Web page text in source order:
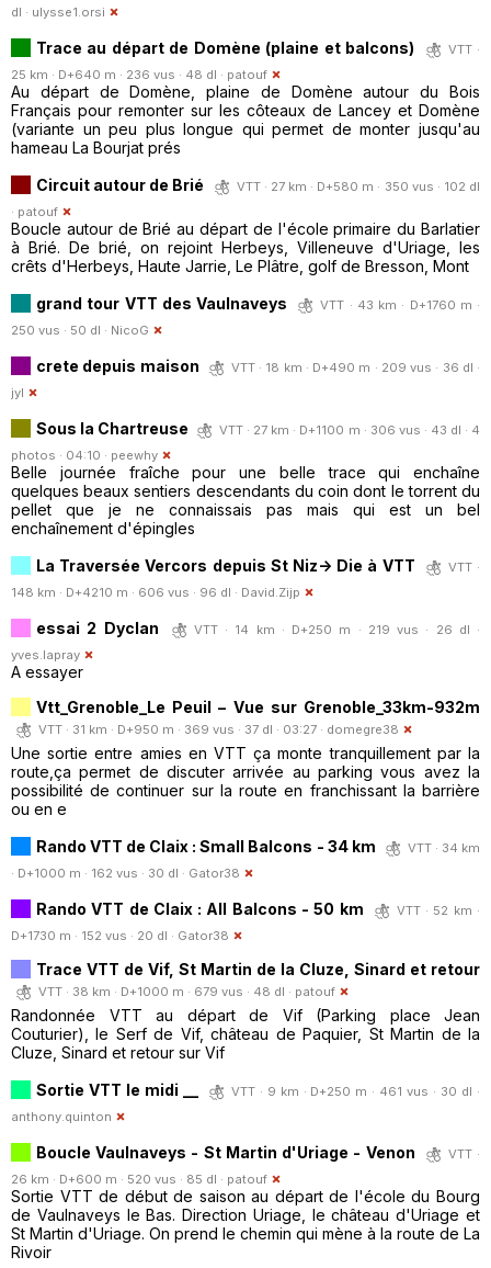
dl · ulysse1.orsi
Trace au départ de Domène (plaine et balcons)
VTT ·
25 km · D+640 m · 236 vus · 48 dl · patouf
Au départ de Domène, plaine de Domène autour du Bois
Français pour remonter sur les côteaux de Lancey et Domène
(variante un peu plus longue qui permet de monter jusqu'au
hameau La Bourjat prés
Circuit autour de Brié
VTT · 27 km · D+580 m · 350 vus · 102 dl
· patouf
Boucle autour de Brié au départ de l'école primaire du Barlatier
à Brié. De brié, on rejoint Herbeys, Villeneuve d'Uriage, les
crêts d'Herbeys, Haute Jarrie, Le Plâtre, golf de Bresson, Mont
grand tour VTT des Vaulnaveys
VTT · 43 km · D+1760 m ·
250 vus · 50 dl · NicoG
crete depuis maison
VTT · 18 km · D+490 m · 209 vus · 36 dl ·
jyl
Sous la Chartreuse
VTT · 27 km · D+1100 m · 306 vus · 43 dl · 4
photos · 04:10 · peewhy
Belle journée fraîche pour une belle trace qui enchaîne
quelques beaux sentiers descendants du coin dont le torrent du
pellet que je ne connaissais pas mais qui est un bel
enchaînement d'épingles
La Traversée Vercors depuis St Niz-> Die à VTT
VTT ·
148 km · D+4210 m · 606 vus · 96 dl · David.Zijp
essai 2 Dyclan
VTT · 14 km · D+250 m · 219 vus · 26 dl ·
yves.lapray
A essayer
Vtt_Grenoble_Le Peuil – Vue sur Grenoble_33km-932m
VTT · 31 km · D+950 m · 369 vus · 37 dl · 03:27 · domegre38
Une sortie entre amies en VTT ça monte tranquillement par la
route,ça permet de discuter arrivée au parking vous avez la
possibilité de continuer sur la route en franchissant la barrière
ou en e
Rando VTT de Claix : Small Balcons - 34 km
VTT · 34 km
· D+1000 m · 162 vus · 30 dl · Gator38
Rando VTT de Claix : All Balcons - 50 km
VTT · 52 km ·
D+1730 m · 152 vus · 20 dl · Gator38
Trace VTT de Vif, St Martin de la Cluze, Sinard et retour
VTT · 38 km · D+1000 m · 679 vus · 48 dl · patouf
Randonnée VTT au départ de Vif (Parking place Jean
Couturier), le Serf de Vif, château de Paquier, St Martin de la
Cluze, Sinard et retour sur Vif
Sortie VTT le midi __
VTT · 9 km · D+250 m · 461 vus · 30 dl ·
anthony.quinton
Boucle Vaulnaveys - St Martin d'Uriage - Venon
VTT ·
26 km · D+600 m · 520 vus · 85 dl · patouf
Sortie VTT de début de saison au départ de l'école du Bourg
de Vaulnaveys le Bas. Direction Uriage, le château d'Uriage et
St Martin d'Uriage. On prend le chemin qui mène à la route de La
Rivoir